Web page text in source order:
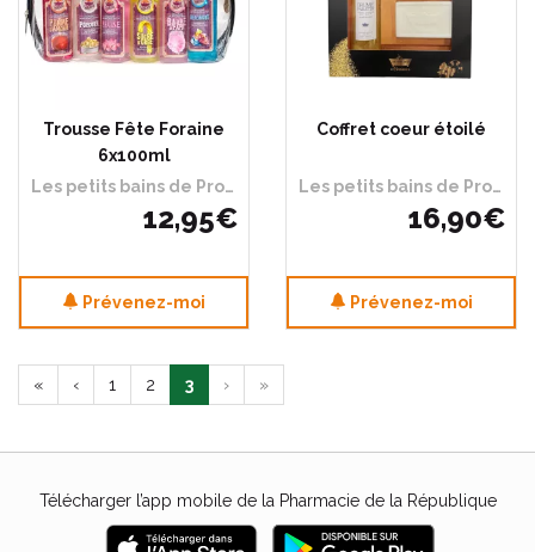
Trousse Fête Foraine
6x100ml
Les petits bains de Provence
12,95€
Prévenez-moi
Coffret coeur étoilé
Les petits bains de Provence
16,90€
Prévenez-moi
« ‹ 1 2 3 › »
Télécharger l’app mobile de la Pharmacie de la République